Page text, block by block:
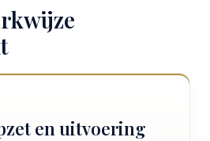
en uitvoering